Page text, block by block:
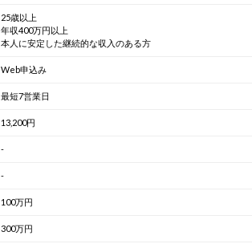
25歳以上
年収400万円以上
本人に安定した継続的な収入のある方
Web申込み
最短7営業日
13,200円
-
-
100万円
300万円